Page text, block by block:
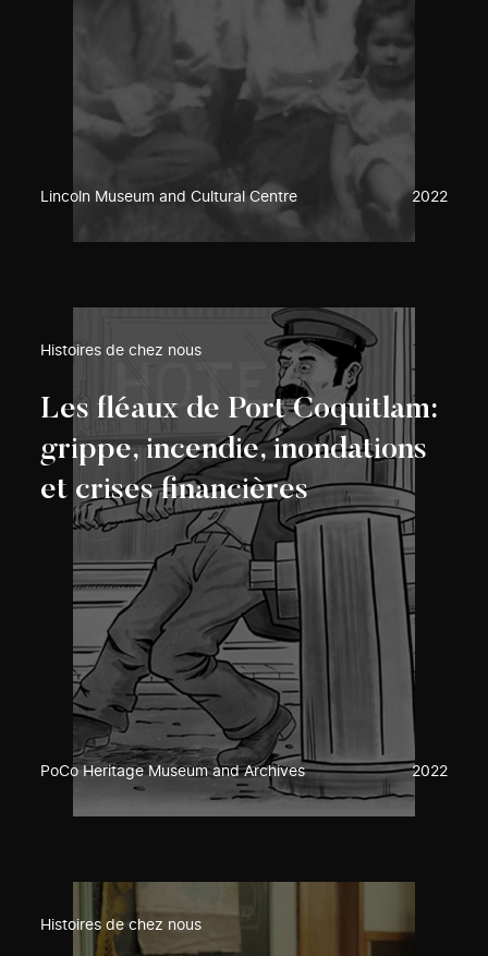
Lincoln Museum and Cultural Centre 2022
Histoires de chez nous
Les fléaux de Port Coquitlam:
grippe, incendie, inondations
et crises financières
PoCo Heritage Museum and Archives 2022
Histoires de chez nous